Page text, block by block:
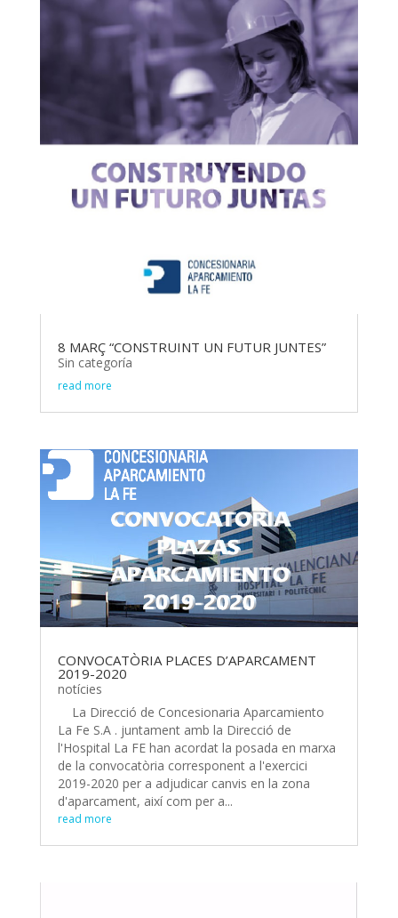
8 MARÇ “CONSTRUINT UN FUTUR JUNTES”
Sin categoría
read more
CONVOCATÒRIA PLACES D’APARCAMENT
2019-2020
notícies
La Direcció de Concesionaria Aparcamiento
La Fe S.A . juntament amb la Direcció de
l'Hospital La FE han acordat la posada en marxa
de la convocatòria corresponent a l'exercici
2019-2020 per a adjudicar canvis en la zona
d'aparcament, així com per a...
read more